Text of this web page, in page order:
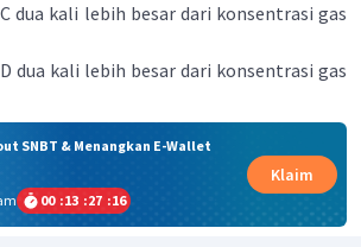
dua kali lebih besar dari konsentrasi gas
dua kali lebih besar dari konsentrasi gas
SNBT & Menangkan E-Wallet
00 :13 :27 :16
Klaim